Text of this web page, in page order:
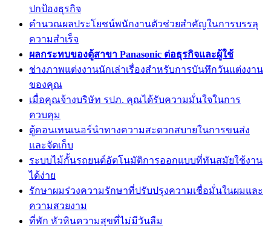
ปกป้องธุรกิจ
คำนวณผลประโยชน์พนักงานตัวช่วยสำคัญในการบรรลุ
ความสำเร็จ
ผลกระทบของตู้สาขา Panasonic ต่อธุรกิจและผู้ใช้
ช่างภาพแต่งงานนักเล่าเรื่องสำหรับการบันทึกวันแต่งงาน
ของคุณ
เมื่อคุณจ้างบริษัท รปภ. คุณได้รับความมั่นใจในการ
ควบคุม
ตู้คอนเทนเนอร์นำทางความสะดวกสบายในการขนส่ง
และจัดเก็บ
ระบบไม้กั้นรถยนต์อัตโนมัติการออกแบบที่ทันสมัยใช้งาน
ได้ง่าย
รักษาผมร่วงความรักษาที่ปรับปรุงความเชื่อมั่นในผมและ
ความสวยงาม
ที่พัก หัวหินความสุขที่ไม่มีวันลืม